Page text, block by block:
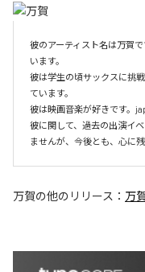
彼のアーティスト名は万賀
います。
彼は学生の頃サックスに挑
ています。
彼は映画音楽が好きです。
彼に関して、過去の出演イ
ませんが、今後とも、心に
万賀の他のリリース： 万